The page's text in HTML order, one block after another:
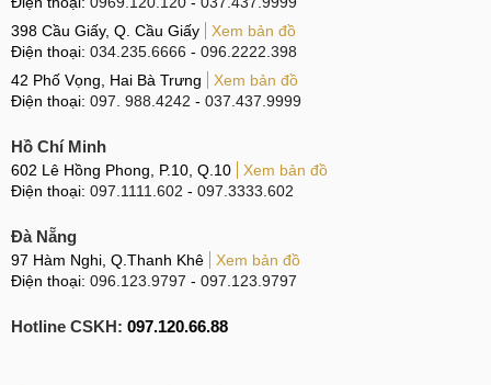
398 Cầu Giấy, Q. Cầu Giấy
Xem bản đồ
Điện thoại: 034.235.6666 - 096.2222.398
42 Phố Vọng, Hai Bà Trưng
Xem bản đồ
Điện thoại: 097. 988.4242 - 037.437.9999
Hồ Chí Minh
602 Lê Hồng Phong, P.10, Q.10
Xem bản đồ
Điện thoại: 097.1111.602 - 097.3333.602
Đà Nẵng
97 Hàm Nghi, Q.Thanh Khê
Xem bản đồ
Điện thoại: 096.123.9797 - 097.123.9797
Hotline CSKH: 097.120.66.88